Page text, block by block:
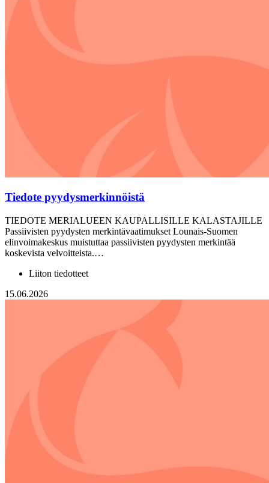
Tiedote pyydysmerkinnöistä
TIEDOTE MERIALUEEN KAUPALLISILLE KALASTAJILLE
Passiivisten pyydysten merkintävaatimukset Lounais-Suomen
elinvoimakeskus muistuttaa passiivisten pyydysten merkintää
koskevista velvoitteista.…
Liiton tiedotteet
15.06.2026